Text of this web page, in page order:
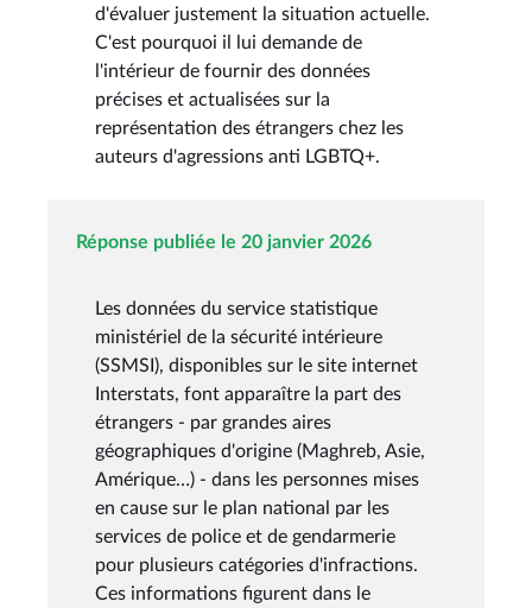
d'évaluer justement la situation actuelle.
C'est pourquoi il lui demande de
l'intérieur de fournir des données
précises et actualisées sur la
représentation des étrangers chez les
auteurs d'agressions anti LGBTQ+.
Réponse publiée le 20 janvier 2026
Les données du service statistique
ministériel de la sécurité intérieure
(SSMSI), disponibles sur le site internet
Interstats, font apparaître la part des
étrangers - par grandes aires
géographiques d'origine (Maghreb, Asie,
Amérique…) - dans les personnes mises
en cause sur le plan national par les
services de police et de gendarmerie
pour plusieurs catégories d'infractions.
Ces informations figurent dans le